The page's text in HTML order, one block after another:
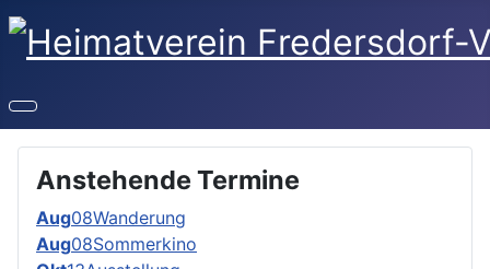
Anstehende Termine
Aug08Wanderung
Aug08Sommerkino